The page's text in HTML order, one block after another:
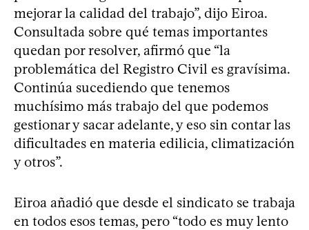
mejorar la calidad del trabajo”, dijo Eiroa.
Consultada sobre qué temas importantes
quedan por resolver, afirmó que “la
problemática del Registro Civil es gravísima.
Continúa sucediendo que tenemos
muchísimo más trabajo del que podemos
gestionar y sacar adelante, y eso sin contar las
dificultades en materia edilicia, climatización
y otros”.
Eiroa añadió que desde el sindicato se trabaja
en todos esos temas, pero “todo es muy lento